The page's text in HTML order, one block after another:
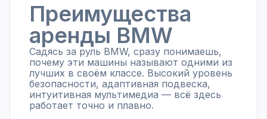
Преимущества
аренды BMW
Садясь за руль BMW, сразу понимаешь,
почему эти машины называют одними из
лучших в своём классе. Высокий уровень
безопасности, адаптивная подвеска,
интуитивная мультимедиа — всё здесь
работает точно и плавно.